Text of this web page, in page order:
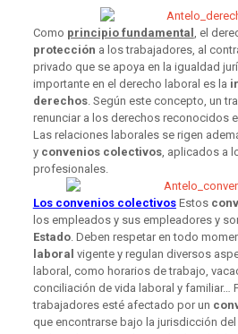
Como principio fundamental , el
protección a los trabajadores, al
privado que se apoya en la igualdad
importante en el derecho laboral es la
derechos. Según este concepto, un
renunciar a los derechos reconocidos
Las relaciones laborales se rigen
y convenios colectivos, aplicados a
profesionales.
Los convenios colectivosEstos
los empleados y sus empleadores y
Estado. Deben respetar en todo
laboral vigente y regulan diversos
laboral, como horarios de trabajo,
conciliación de vida laboral y familiar…
trabajadores esté afectado por un
que encontrarse bajo la jurisdicción